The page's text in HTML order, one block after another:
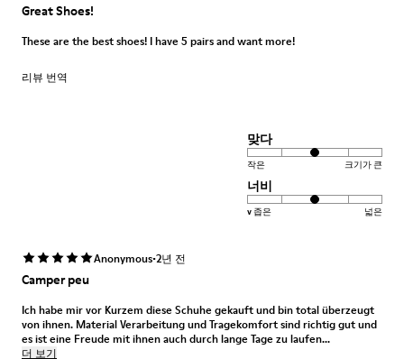
Great Shoes!
These are the best shoes! I have 5 pairs and want more!
리뷰 번역
맞다
작은 크기가 큰
너비
v 좁은 넓은
Anonymous·2년 전
Camper peu
Ich habe mir vor Kurzem diese Schuhe gekauft und bin total überzeugt
von ihnen. Material Verarbeitung und Tragekomfort sind richtig gut und
es ist eine Freude mit ihnen auch durch lange Tage zu laufen...
더 보기